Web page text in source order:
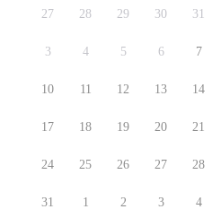
27 28 29 30 31
3 4 5 6 7
10 11 12 13 14
17 18 19 20 21
24 25 26 27 28
31 1 2 3 4